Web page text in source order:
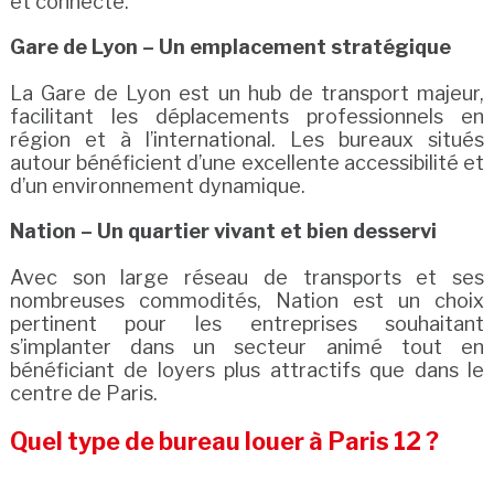
Gare de Lyon – Un emplacement stratégique
La Gare de Lyon est un hub de transport majeur,
facilitant les déplacements professionnels en
région et à l’international. Les bureaux situés
autour bénéficient d’une excellente accessibilité et
d’un environnement dynamique.
Nation – Un quartier vivant et bien desservi
Avec son large réseau de transports et ses
nombreuses commodités, Nation est un choix
pertinent pour les entreprises souhaitant
s’implanter dans un secteur animé tout en
bénéficiant de loyers plus attractifs que dans le
centre de Paris.
Quel type de bureau louer à Paris 12 ?